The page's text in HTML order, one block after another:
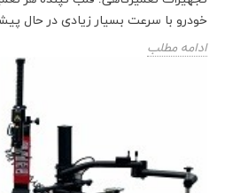
خودرو با سرعت بسیار زیادی در حال
ادامه مطلب